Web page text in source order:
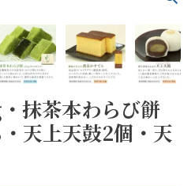
抹茶本わらび餅
天上天鼓2個・天